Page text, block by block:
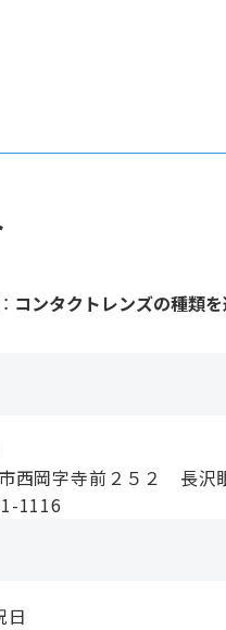
コンタクトレンズの種類
市西岡字寺前２５２ 長沢
1116
日